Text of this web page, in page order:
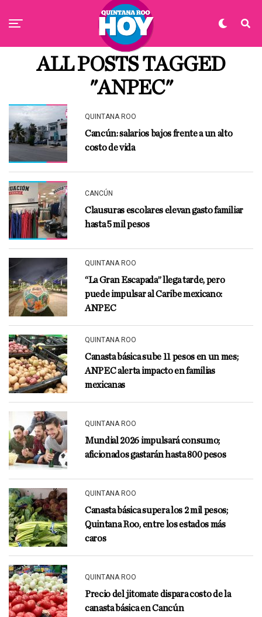
ALL POSTS TAGGED
"ANPEC"
QUINTANA ROO
Cancún: salarios bajos frente a un alto
costo de vida
CANCÚN
Clausuras escolares elevan gasto familiar
hasta 5 mil pesos
QUINTANA ROO
“La Gran Escapada” llega tarde, pero
puede impulsar al Caribe mexicano:
ANPEC
QUINTANA ROO
Canasta básica sube 11 pesos en un mes;
ANPEC alerta impacto en familias
mexicanas
QUINTANA ROO
Mundial 2026 impulsará consumo;
aficionados gastarán hasta 800 pesos
QUINTANA ROO
Canasta básica supera los 2 mil pesos;
Quintana Roo, entre los estados más
caros
QUINTANA ROO
Precio del jitomate dispara costo de la
canasta básica en Cancún